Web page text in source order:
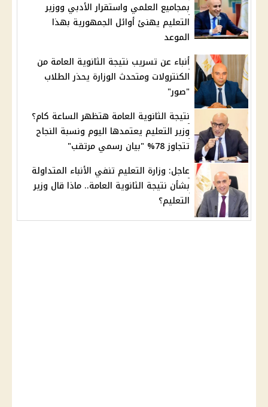
بمجاميع العلمي واستقرار الأدبي ووزير
التعليم يهنئ أوائل الجمهورية بهذا
الموعد
أنباء عن تسريب نتيجة الثانوية العامة من
الكنترولات ومتحدث الوزارة يحذر الطلاب
"صور"
نتيجة الثانوية العامة هتظهر الساعة كام؟
وزير التعليم يعتمدها اليوم ونسبة النجاح
تتجاوز 78% "بيان رسمي مرتقب"
عاجل: وزارة التعليم تنفي الأنباء المتداولة
بشأن نتيجة الثانوية العامة.. ماذا قال وزير
التعليم؟